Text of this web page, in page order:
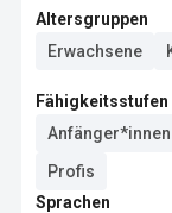
Altersgruppen
Erwachsene
Fähigkeitsstufen
Anfänger*innen
Profis
Sprachen